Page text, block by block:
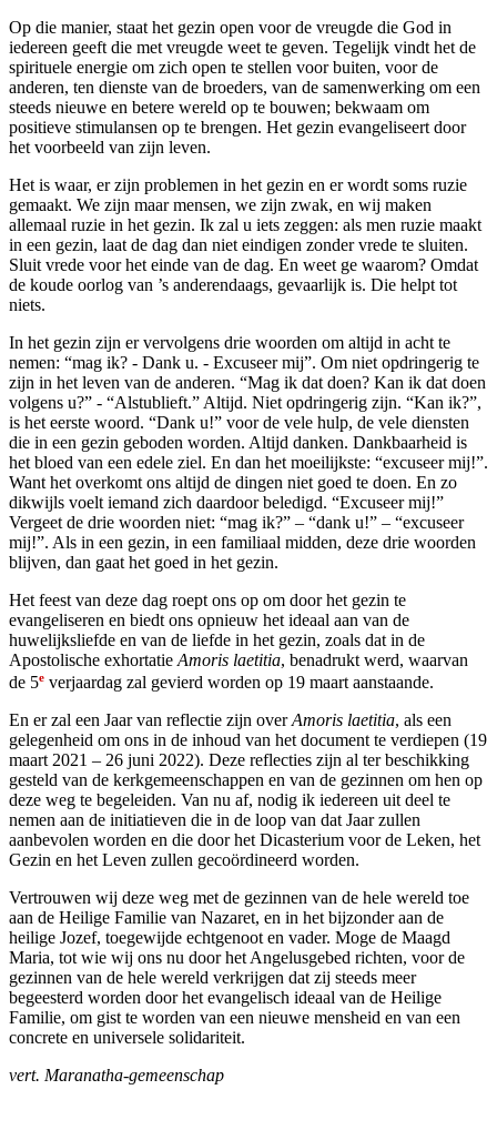
Op die manier, staat het gezin open voor de vreugde die God in
iedereen geeft die met vreugde weet te geven. Tegelijk vindt het de
spirituele energie om zich open te stellen voor buiten, voor de
anderen, ten dienste van de broeders, van de samenwerking om een
steeds nieuwe en betere wereld op te bouwen; bekwaam om
positieve stimulansen op te brengen. Het gezin evangeliseert door
het voorbeeld van zijn leven.
Het is waar, er zijn problemen in het gezin en er wordt soms ruzie
gemaakt. We zijn maar mensen, we zijn zwak, en wij maken
allemaal ruzie in het gezin. Ik zal u iets zeggen: als men ruzie maakt
in een gezin, laat de dag dan niet eindigen zonder vrede te sluiten.
Sluit vrede voor het einde van de dag. En weet ge waarom? Omdat
de koude oorlog van ’s anderendaags, gevaarlijk is. Die helpt tot
niets.
In het gezin zijn er vervolgens drie woorden om altijd in acht te
nemen: “mag ik? - Dank u. - Excuseer mij”. Om niet opdringerig te
zijn in het leven van de anderen. “Mag ik dat doen? Kan ik dat doen
volgens u?” - “Alstublieft.” Altijd. Niet opdringerig zijn. “Kan ik?”,
is het eerste woord. “Dank u!” voor de vele hulp, de vele diensten
die in een gezin geboden worden. Altijd danken. Dankbaarheid is
het bloed van een edele ziel. En dan het moeilijkste: “excuseer mij!”.
Want het overkomt ons altijd de dingen niet goed te doen. En zo
dikwijls voelt iemand zich daardoor beledigd. “Excuseer mij!”
Vergeet de drie woorden niet: “mag ik?” – “dank u!” – “excuseer
mij!”. Als in een gezin, in een familiaal midden, deze drie woorden
blijven, dan gaat het goed in het gezin.
Het feest van deze dag roept ons op om door het gezin te
evangeliseren en biedt ons opnieuw het ideaal aan van de
huwelijksliefde en van de liefde in het gezin, zoals dat in de
Apostolische exhortatie Amoris laetitia, benadrukt werd, waarvan
de 5e verjaardag zal gevierd worden op 19 maart aanstaande.
En er zal een Jaar van reflectie zijn overAmoris laetitia, als een
gelegenheid om ons in de inhoud van het document te verdiepen (19
maart 2021 – 26 juni 2022). Deze reflecties zijn al ter beschikking
gesteld van de kerkgemeenschappen en van de gezinnen om hen op
deze weg te begeleiden. Van nu af, nodig ik iedereen uit deel te
nemen aan de initiatieven die in de loop van dat Jaar zullen
aanbevolen worden en die door het Dicasterium voor de Leken, het
Gezin en het Leven zullen gecoördineerd worden.
Vertrouwen wij deze weg met de gezinnen van de hele wereld toe
aan de Heilige Familie van Nazaret, en in het bijzonder aan de
heilige Jozef, toegewijde echtgenoot en vader. Moge de Maagd
Maria, tot wie wij ons nu door het Angelusgebed richten, voor de
gezinnen van de hele wereld verkrijgen dat zij steeds meer
begeesterd worden door het evangelisch ideaal van de Heilige
Familie, om gist te worden van een nieuwe mensheid en van een
concrete en universele solidariteit.
vert. Maranatha-gemeenschap